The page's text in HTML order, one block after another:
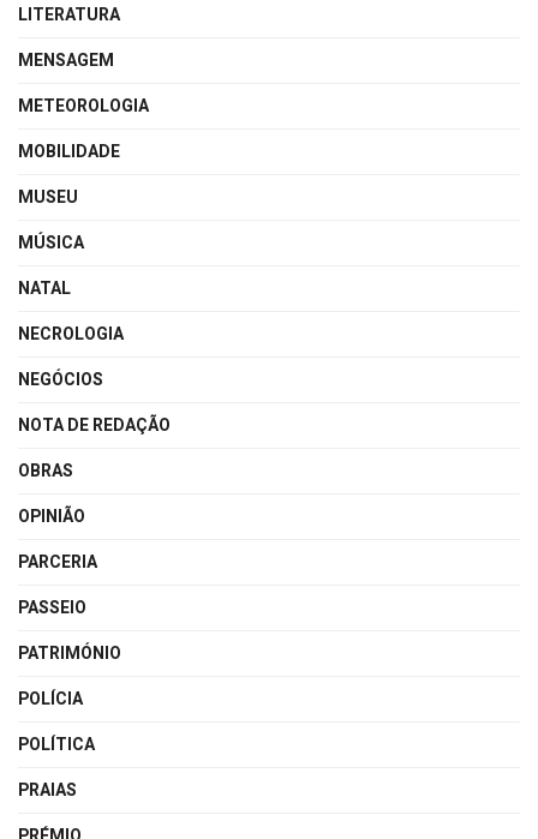
LITERATURA
MENSAGEM
METEOROLOGIA
MOBILIDADE
MUSEU
MÚSICA
NATAL
NECROLOGIA
NEGÓCIOS
NOTA DE REDAÇÃO
OBRAS
OPINIÃO
PARCERIA
PASSEIO
PATRIMÓNIO
POLÍCIA
POLÍTICA
PRAIAS